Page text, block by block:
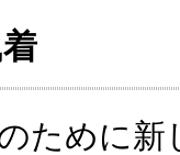
ために